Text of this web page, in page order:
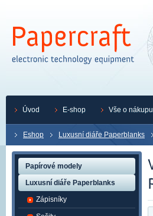
Eshop Luxusní diáře Paperblanks
Papírové modely
Luxusní diáře Paperblanks
Zápisníky
Úvod E-shop Vše o nákupu